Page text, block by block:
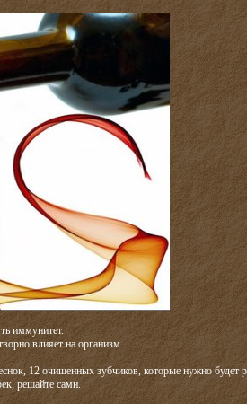
иммунитет.
влияет на организм.
12 очищенных зубчиков, которые нужно будет
решайте сами.